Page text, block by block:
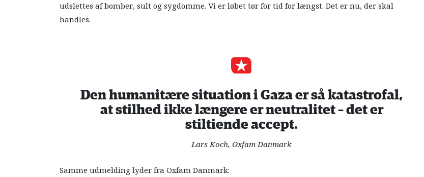
udslettes af bomber, sult og sygdomme. Vi er løbet tør for tid for længst. Det er nu, der skal
handles.
Den humanitære situation i Gaza er så katastrofal,
at stilhed ikke længere er neutralitet – det er
stiltiende accept.
Lars Koch, Oxfam Danmark
Samme udmelding lyder fra Oxfam Danmark: